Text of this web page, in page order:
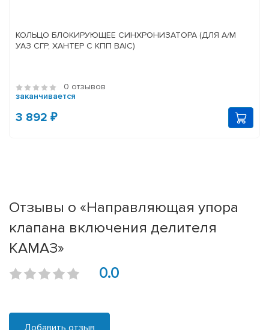
КОЛЬЦО БЛОКИРУЮЩЕЕ СИНХРОНИЗАТОРА (ДЛЯ А/М
УАЗ СГР, ХАНТЕР С КПП BAIC)
0 отзывов
заканчивается
3 892 ₽
Отзывы о «Направляющая упора
клапана включения делителя
КАМАЗ»
0.0